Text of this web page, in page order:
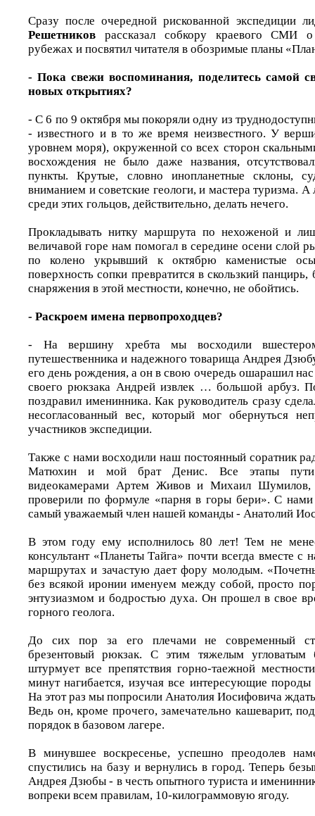
Сразу после очередной рискованной экспедиции
Решетников рассказал собкору краевого СМИ
рубежах и посвятил читателя в обозримые планы
- Пока свежи воспоминания, поделитесь самой
новых открытиях?
- С 6 по 9 октября мы покоряли одну из
- известного и в то же время неизвестного. У
уровнем моря), окруженной со всех сторон
восхождения не было даже названия,
пункты. Крутые, словно инопланетные склоны,
вниманием и советские геологи, и мастера туризма.
среди этих гольцов, действительно, делать нечего.
Прокладывать нитку маршрута по нехоженой и
величавой горе нам помогал в середине осени слой
по колено укрывший к октябрю каменистые
поверхность сопки превратится в скользкий
снаряжения в этой местности, конечно, не обойтись.
- Раскроем имена первопроходцев?
- На вершину хребта мы восходили
путешественника и надежного товарища Андрея
его день рождения, а он в свою очередь ошарашил
своего рюкзака Андрей извлек … большой арбуз.
поздравил именинника. Как руководитель сразу
несогласованный вес, который мог обернуться
участников экспедиции.
Также с нами восходили наш постоянный соратник
Матюхин и мой брат Денис. Все этапы пути
видеокамерами Артем Живов и Михаил Шумилов,
проверили по формуле «парня в горы бери». С нами
самый уважаемый член нашей команды - Анатолий
В этом году ему исполнилось 80 лет! Тем не
консультант «Планеты Тайга» почти всегда вместе
маршрутах и зачастую дает фору молодым.
без всякой иронии именуем между собой, просто
энтузиазмом и бодростью духа. Он прошел в свое
горного геолога.
До сих пор за его плечами не современный
брезентовый рюкзак. С этим тяжелым угловатым
штурмует все препятствия горно-таежной
минут нагибается, изучая все интересующие
На этот раз мы попросили Анатолия Иосифовича
Ведь он, кроме прочего, замечательно кашеварит,
порядок в базовом лагере.
В минувшее воскресенье, успешно преодолев
спустились на базу и вернулись в город. Теперь
Андрея Дзюбы - в честь опытного туриста и
вопреки всем правилам, 10-килограммовую ягоду.